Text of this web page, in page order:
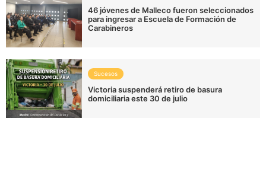
46 jóvenes de Malleco fueron seleccionados
para ingresar a Escuela de Formación de
Carabineros
Sucesos
Victoria suspenderá retiro de basura
domiciliaria este 30 de julio